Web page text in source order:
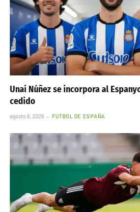
Unai Núñez se incorpora al
cedido
agosto 6, 2026 FÚTBOL DE ESPAÑA